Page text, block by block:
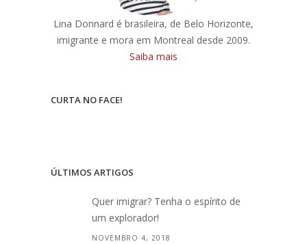
Lina Donnard é brasileira, de Belo Horizonte,
imigrante e mora em Montreal desde 2009.
Saiba mais
CURTA NO FACE!
ÚLTIMOS ARTIGOS
Quer imigrar? Tenha o espírito de
um explorador!
NOVEMBRO 4, 2018